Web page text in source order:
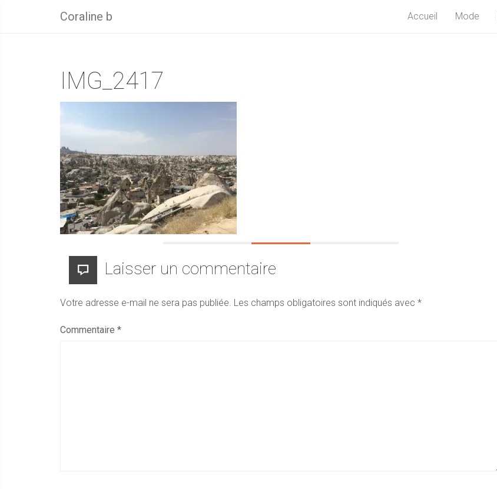
Coraline b Accueil Mode
IMG_2417
Laisser un commentaire
Votre adresse e-mail ne sera pas publiée. Les champs obligatoires sont indiqués avec *
Commentaire *